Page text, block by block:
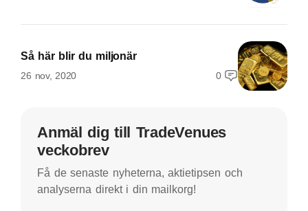
Så här blir du miljonär
26 nov, 2020 0
Anmäl dig till TradeVenues
veckobrev
Få de senaste nyheterna, aktietipsen och
analyserna direkt i din mailkorg!